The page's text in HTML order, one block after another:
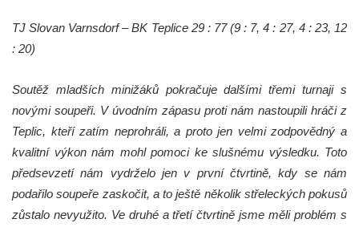
TJ Slovan Varnsdorf – BK Teplice 29 : 77 (9 : 7, 4 : 27, 4 : 23, 12
: 20)
Soutěž mladších minižáků pokračuje dalšími třemi turnaji s
novými soupeři. V úvodním zápasu proti nám nastoupili hráči z
Teplic, kteří zatím neprohráli, a proto jen velmi zodpovědný a
kvalitní výkon nám mohl pomoci ke slušnému výsledku. Toto
předsevzetí nám vydrželo jen v první čtvrtině, kdy se nám
podařilo soupeře zaskočit, a to ještě několik střeleckých pokusů
zůstalo nevyužito. Ve druhé a třetí čtvrtině jsme měli problém s